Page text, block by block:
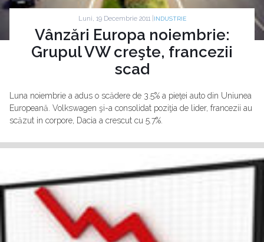
Luni, 19 Decembrie 2011 | INDUSTRIE
Vânzări Europa noiembrie:
Grupul VW creşte, francezii
scad
Luna noiembrie a adus o scădere de 3.5% a pieţei auto din Uniunea
Europeană. Volkswagen şi-a consolidat poziţia de lider, francezii au
scăzut in corpore, Dacia a crescut cu 5.7%.